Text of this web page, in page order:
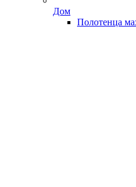
Дом
Полотенца